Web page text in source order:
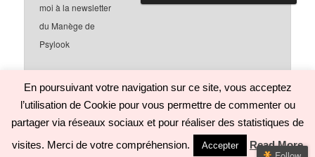
moi à la newsletter
du Manège de
Psylook
Politique de confidentialité Fièrement propulsé par WordPress
En poursuivant votre navigation sur ce site, vous acceptez
l’utilisation de Cookie pour vous permettre de commenter ou
partager via réseaux sociaux et pour réaliser des statistiques de
visites. Merci de votre compréhension.
Accepter Read More